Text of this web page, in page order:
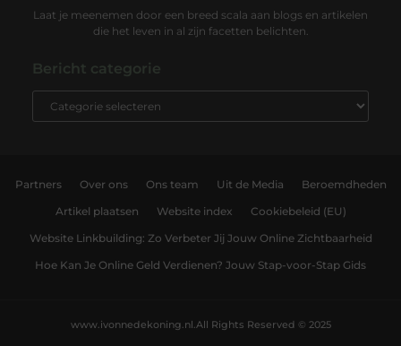
Laat je meenemen door een breed scala aan blogs en artikelen
die het leven in al zijn facetten belichten.
Bericht categorie
Partners Over ons Ons team Uit de Media Beroemdheden
Artikel plaatsen Website index Cookiebeleid (EU)
Website Linkbuilding: Zo Verbeter Jij Jouw Online Zichtbaarheid
Hoe Kan Je Online Geld Verdienen? Jouw Stap-voor-Stap Gids
All Rights Reserved © 2025
www.ivonnedekoning.nl.